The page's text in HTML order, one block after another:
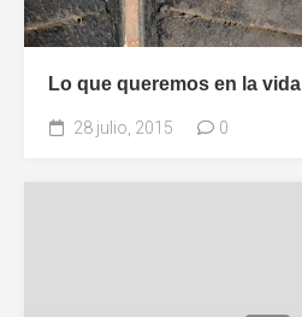
Lo que queremos en la vida
28 julio, 2015 0